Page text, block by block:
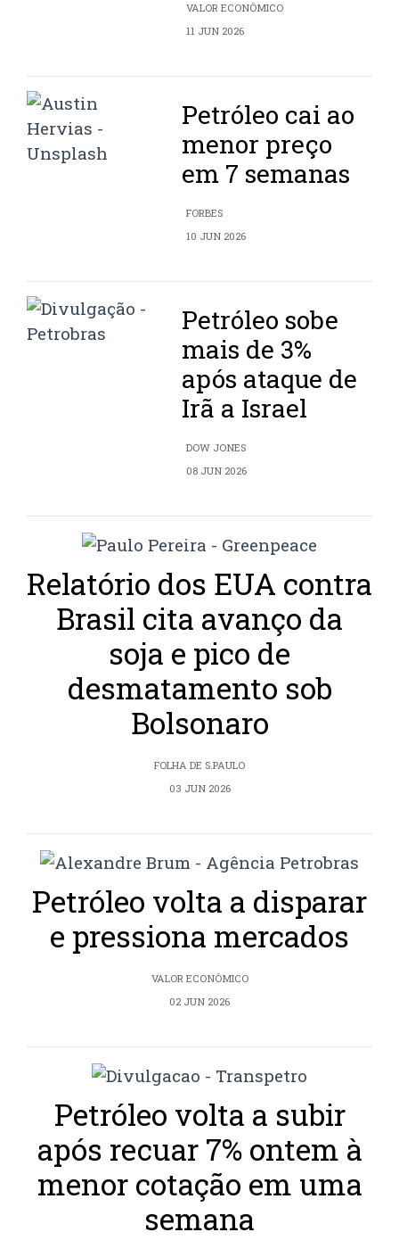
VALOR ECONÔMICO
11 JUN 2026
Petróleo cai ao
menor preço
em 7 semanas
FORBES
10 JUN 2026
Petróleo sobe
mais de 3%
após ataque de
Irã a Israel
DOW JONES
08 JUN 2026
Relatório dos EUA contra
Brasil cita avanço da
soja e pico de
desmatamento sob
Bolsonaro
FOLHA DE S.PAULO
03 JUN 2026
Petróleo volta a disparar
e pressiona mercados
VALOR ECONÔMICO
02 JUN 2026
Petróleo volta a subir
após recuar 7% ontem à
menor cotação em uma
semana